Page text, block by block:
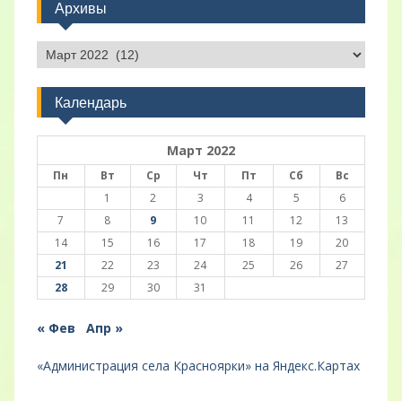
Архивы
Архивы
Календарь
Март 2022
Пн Вт Ср Чт Пт Сб
Вс
1
2 3 4 5
6
7
8 9 10 11 12
13
14
15 16 17 18 19
20
21
22 23 24 25 26
27
28
29 30 31
« Фев Апр »
«Администрация села Красноярки» на Яндекс.Картах